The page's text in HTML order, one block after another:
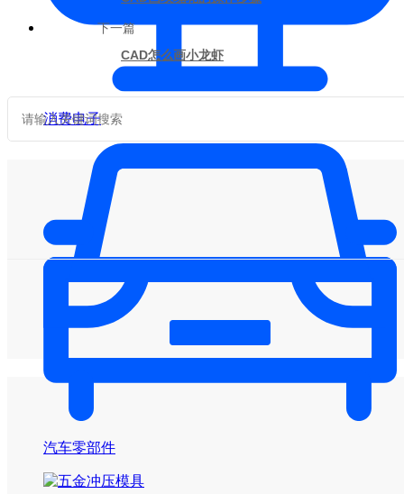
消费电子
汽车零部件
下一篇
CAD怎么画小龙虾